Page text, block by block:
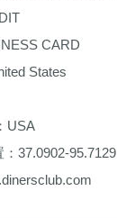
CARD
States
USA
37.0902-95.7129